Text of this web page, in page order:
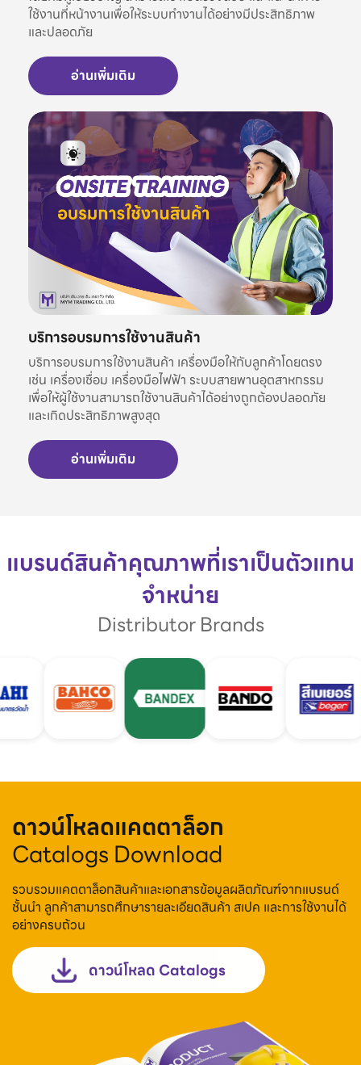
ใช้งานที่หน้างานเพื่อให้ระบบทำงานได้อย่างมีประสิทธิภาพ
และปลอดภัย
อ่านเพิ่มเติม
บริการอบรมการใช้งานสินค้า
บริการอบรมการใช้งานสินค้า เครื่องมือให้กับลูกค้าโดยตรง
เช่น เครื่องเชื่อม เครื่องมือไฟฟ้า ระบบสายพานอุตสาหกรรม
เพื่อให้ผู้ใช้งานสามารถใช้งานสินค้าได้อย่างถูกต้องปลอดภัย
และเกิดประสิทธิภาพสูงสุด
อ่านเพิ่มเติม
แบรนด์สินค้าคุณภาพที่เราเป็นตัวแทน
จำหน่าย
Distributor Brands
ดาวน์โหลดแคตตาล็อก
Catalogs Download
รวบรวมแคตตาล็อกสินค้าและเอกสารข้อมูลผลิตภัณฑ์จากแบรนด์
ชั้นนำ ลูกค้าสามารถศึกษารายละเอียดสินค้า สเปค และการใช้งานได้
อย่างครบถ้วน
ดาวน์โหลด Catalogs